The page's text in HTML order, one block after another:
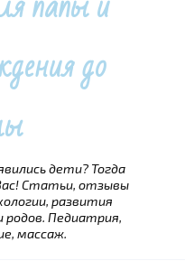
до
дети? Тогда
Статьи, отзывы
развития
родов. Педиатрия,
массаж.